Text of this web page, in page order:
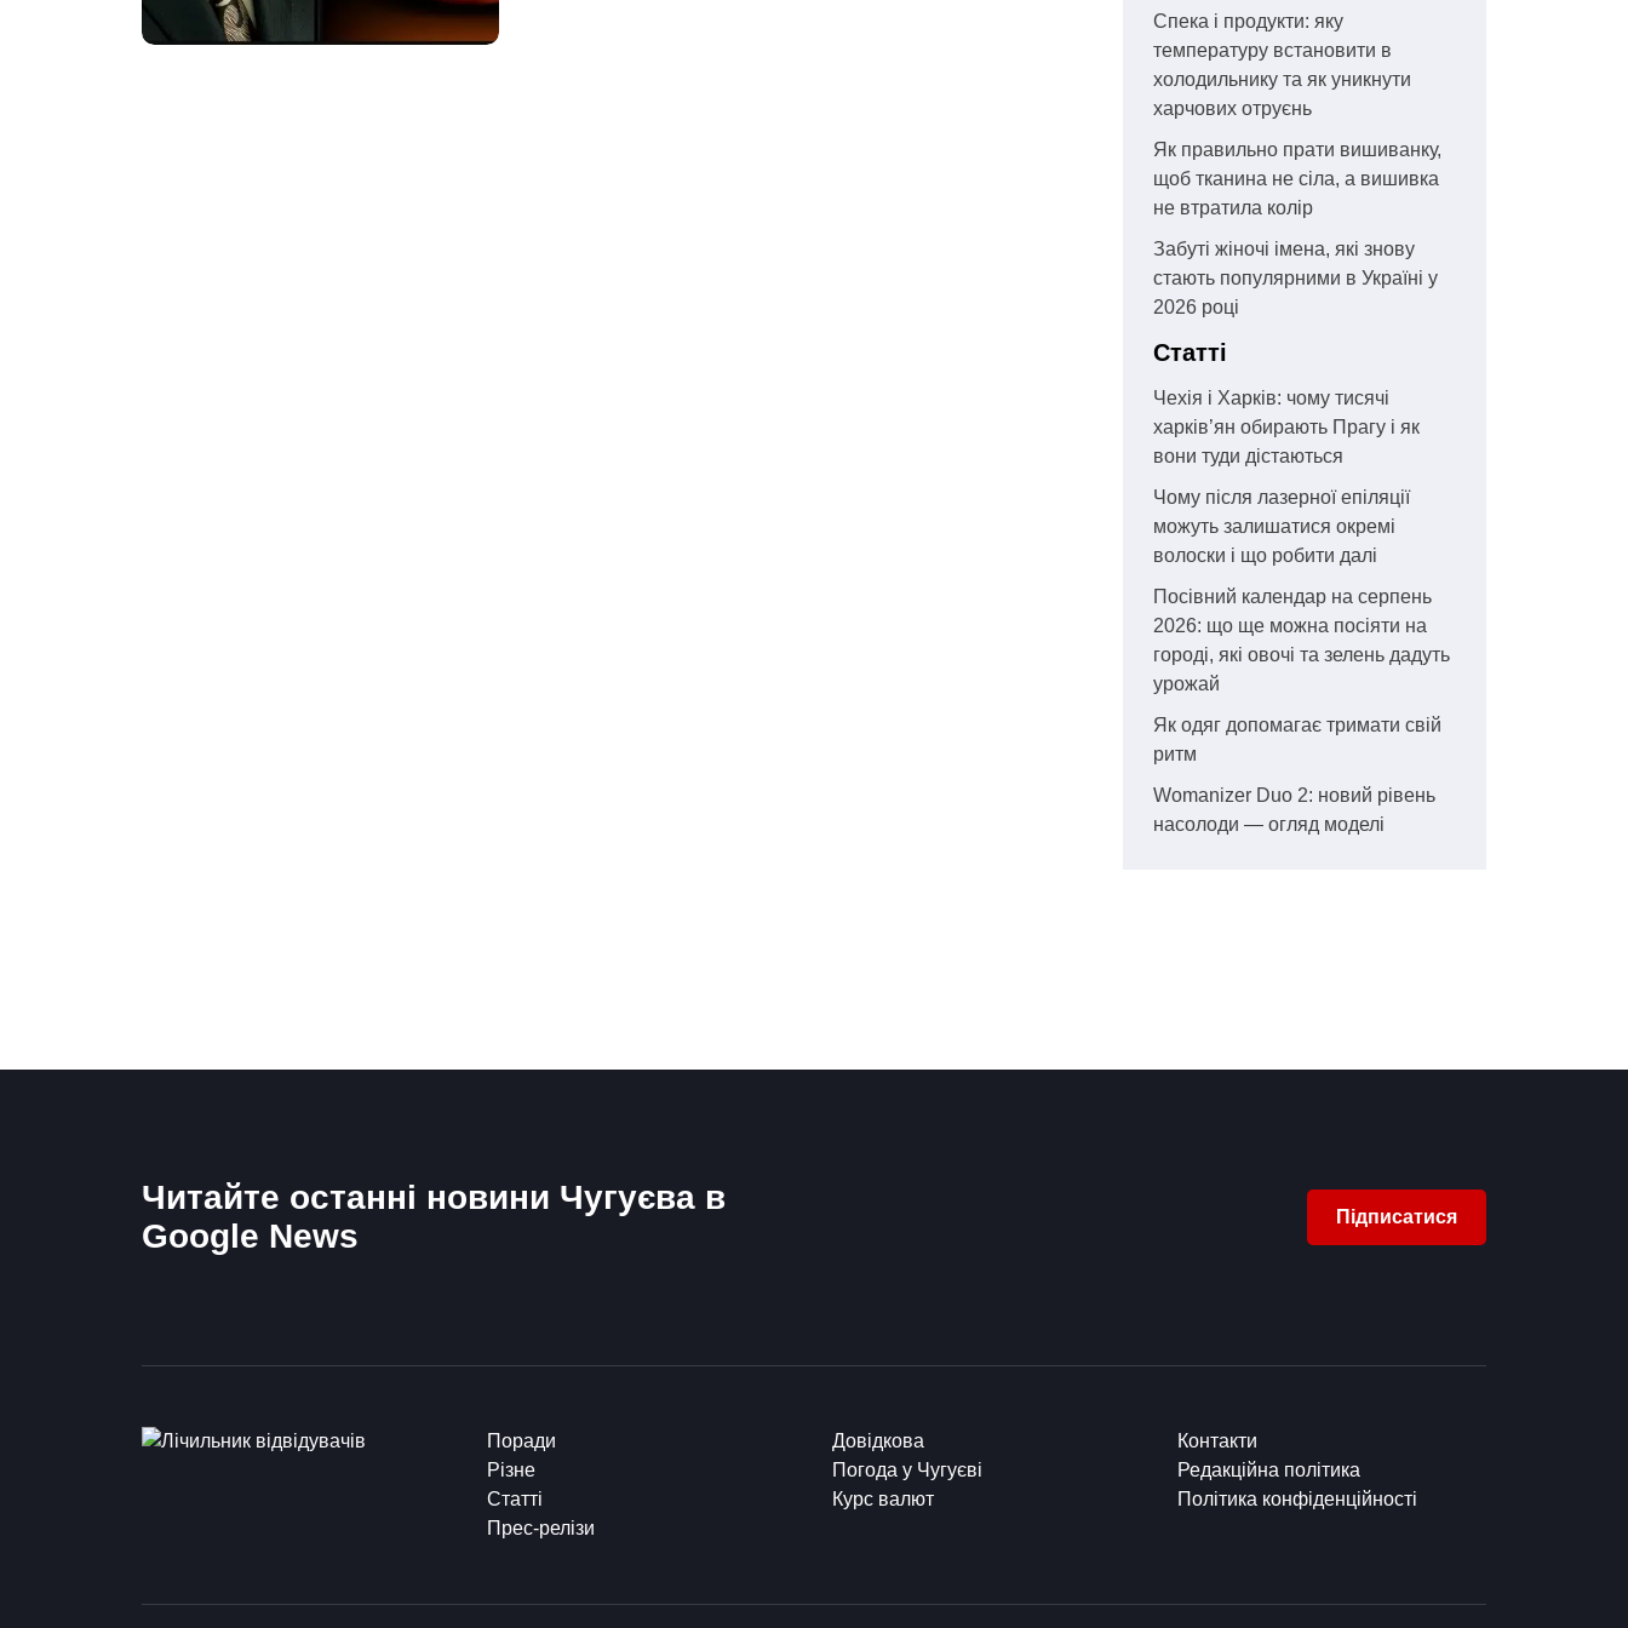
Спека і продукти: яку
температуру встановити в
холодильнику та як уникнути
харчових отруєнь
Як правильно прати вишиванку,
щоб тканина не сіла, а вишивка
не втратила колір
Забуті жіночі імена, які знову
стають популярними в Україні у
2026 році
Статті
Чехія і Харків: чому тисячі
харків’ян обирають Прагу і як
вони туди дістаються
Чому після лазерної епіляції
можуть залишатися окремі
волоски і що робити далі
Посівний календар на серпень
2026: що ще можна посіяти на
городі, які овочі та зелень дадуть
урожай
Як одяг допомагає тримати свій
ритм
Womanizer Duo 2: новий рівень
насолоди — огляд моделі
Читайте останні новини Чугуєва в
Google News
Підписатися
Поради
Різне
Статті
Прес-релізи
Довідкова
Погода у Чугуєві
Курс валют
Контакти
Редакційна політика
Політика конфіденційності